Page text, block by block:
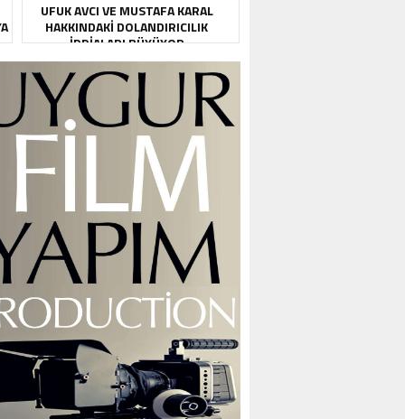
UFUK AVCI VE MUSTAFA KARAL
HAKKINDAKI DOLANDIRICILIK
İDDIALARI BÜYÜYOR